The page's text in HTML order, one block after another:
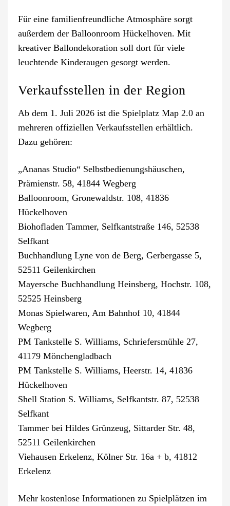
Für eine familienfreundliche Atmosphäre sorgt
außerdem der Balloonroom Hückelhoven. Mit
kreativer Ballondekoration soll dort für viele
leuchtende Kinderaugen gesorgt werden.
Verkaufsstellen in der Region
Ab dem 1. Juli 2026 ist die Spielplatz Map 2.0 an
mehreren offiziellen Verkaufsstellen erhältlich.
Dazu gehören:
„Ananas Studio“ Selbstbedienungshäuschen,
Prämienstr. 58, 41844 Wegberg
Balloonroom, Gronewaldstr. 108, 41836
Hückelhoven
Biohofladen Tammer, Selfkantstraße 146, 52538
Selfkant
Buchhandlung Lyne von de Berg, Gerbergasse 5,
52511 Geilenkirchen
Mayersche Buchhandlung Heinsberg, Hochstr. 108,
52525 Heinsberg
Monas Spielwaren, Am Bahnhof 10, 41844
Wegberg
PM Tankstelle S. Williams, Schriefersmühle 27,
41179 Mönchengladbach
PM Tankstelle S. Williams, Heerstr. 14, 41836
Hückelhoven
Shell Station S. Williams, Selfkantstr. 87, 52538
Selfkant
Tammer bei Hildes Grünzeug, Sittarder Str. 48,
52511 Geilenkirchen
Viehausen Erkelenz, Kölner Str. 16a + b, 41812
Erkelenz
Mehr kostenlose Informationen zu Spielplätzen im